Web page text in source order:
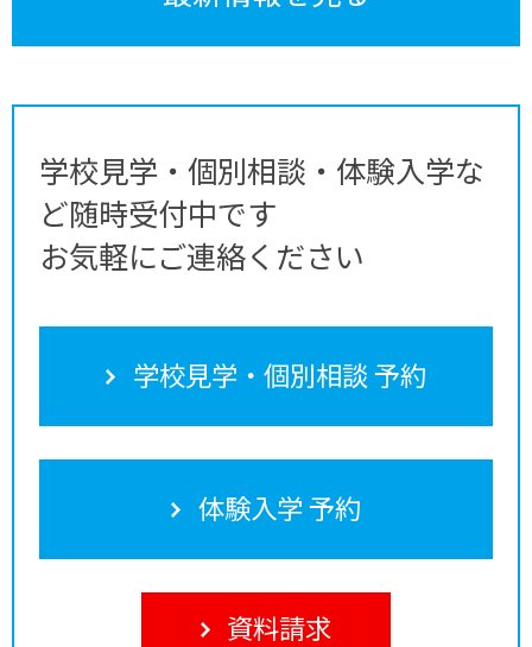
学校見学・個別相談・体験入学な
ど随時受付中です
お気軽にご連絡ください
学校見学・個別相談 予約
体験入学 予約
資料請求